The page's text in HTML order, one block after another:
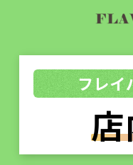
フレイ